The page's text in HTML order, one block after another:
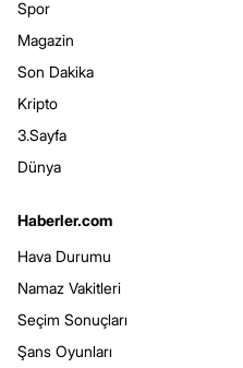
Spor
Magazin
Son Dakika
Kripto
3.Sayfa
Dünya
Haberler.com
Hava Durumu
Namaz Vakitleri
Seçim Sonuçları
Şans Oyunları